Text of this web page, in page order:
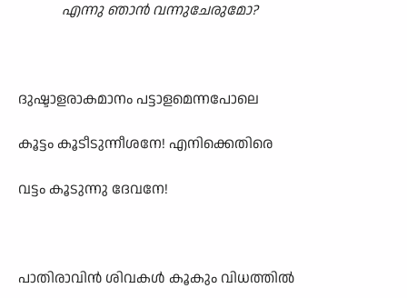
എന്നു ഞാൻ വന്നുചേരുമോ?
ദുഷ്ടാളരാകമാനം പട്ടാളമെന്നപോലെ
കൂട്ടം കൂടീടുന്നീശനേ! എനിക്കെതിരെ
വട്ടം കൂടുന്നു ദേവനേ!
പാതിരാവിൻ ശിവകൾ കൂകും വിധത്തിൽ